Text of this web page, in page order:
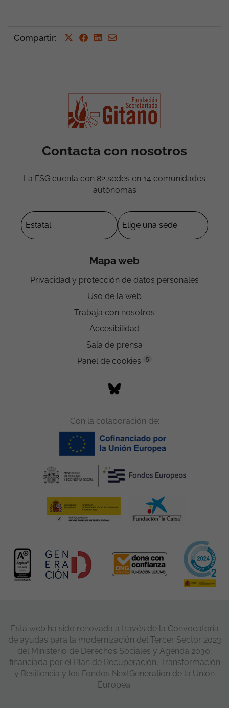
Compartir:
Contacta con nosotros
La FSG cuenta con 82 sedes en 14 comunidades
autónomas
Mapa web
Privacidad y protección de datos personales
Uso de la web
Trabaja con nosotros
Accesibilidad
Sala de prensa
Panel de cookies
5
Con la colaboración de:
Esta web ha sido renovada a través de la Convocatoria
de ayudas para la modernización del Tercer Sector 2023
del Ministerio de Derechos Sociales y Agenda 2030,
financiada por el Plan de Recuperación, Transformación
y Resiliencia y los Fondos NextGeneration de la Unión
Europea.